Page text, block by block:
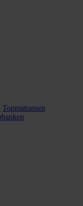
Topmatrassen